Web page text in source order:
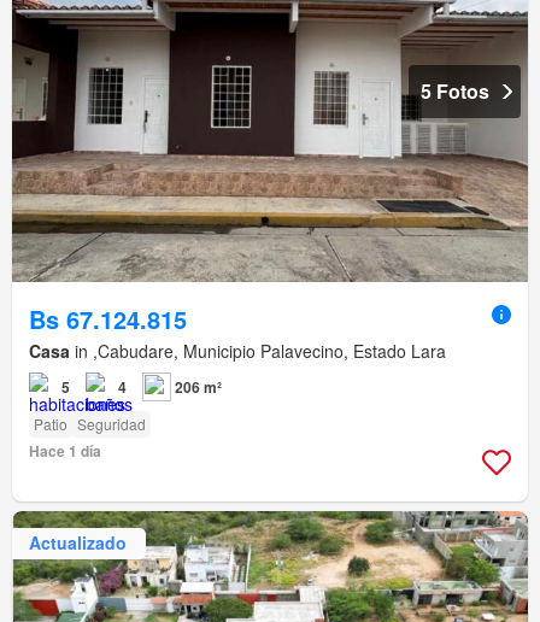
5 Fotos
Bs 67.124.815
Casa in ,Cabudare, Municipio Palavecino, Estado Lara
5 4 206 m²
Patio Seguridad
Hace 1 día
Actualizado